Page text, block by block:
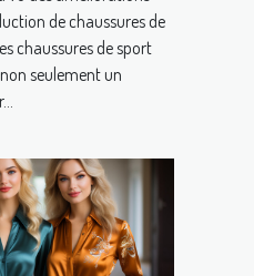
de chaussures de
chaussures de sport
seulement un